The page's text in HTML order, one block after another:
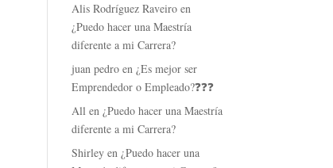
Alis Rodríguez Raveiro en
¿Puedo hacer una Maestría
diferente a mi Carrera?
juan pedro en¿Es mejor ser
Emprendedor o Empleado?❓❓❓
All en¿Puedo hacer una Maestría
diferente a mi Carrera?
Shirley en¿Puedo hacer una